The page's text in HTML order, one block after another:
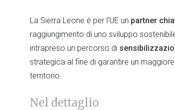
La Sierra Leone è per l’UE un partner
raggiungimento di uno sviluppo
intrapreso un percorso di
strategica al fine di garantire un maggiore
territorio.
Nel dettaglio